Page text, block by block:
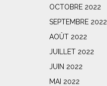
OCTOBRE 2022
SEPTEMBRE 2022
AOÛT 2022
JUILLET 2022
JUIN 2022
MAI 2022